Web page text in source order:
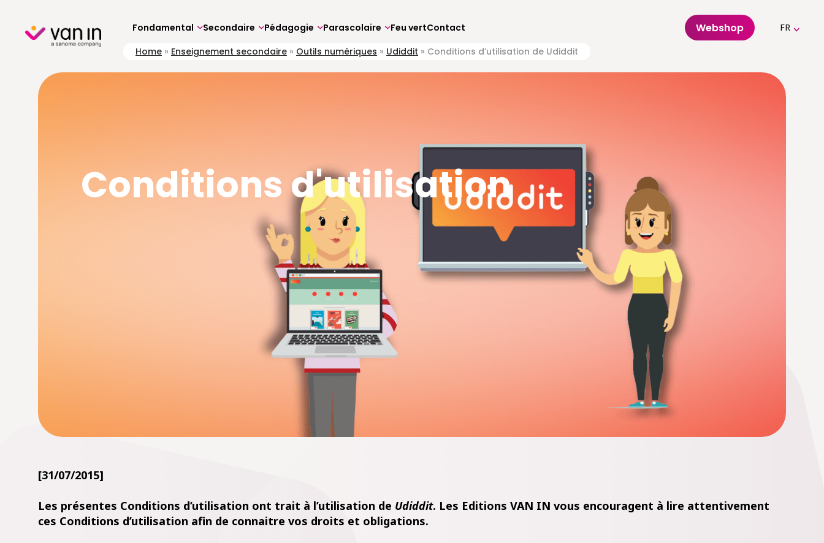
content Fondamental Secondaire Pédagogie Parascolaire Feu vertContact Webshop FR
Home » Enseignement secondaire » Outils numériques » Udiddit » Conditions d’utilisation de Udiddit
Conditions d'utilisation
[31/07/2015]
Les présentes Conditions d’utilisation ont trait à l’utilisation de Udiddit. Les Editions VAN IN vous encouragent à lire attentivement
ces Conditions d’utilisation afin de connaitre vos droits et obligations.